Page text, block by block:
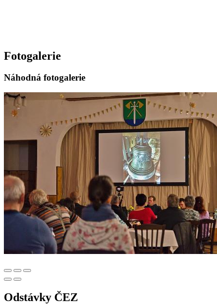
Fotogalerie
Náhodná fotogalerie
Odstávky ČEZ